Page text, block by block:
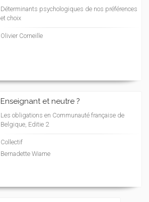
Déterminants psychologiques de nos préférences
et choix
Olivier Corneille
Enseignant et neutre ?
Les obligations en Communauté française de
Belgique, Editie 2
Collectif
Bernadette Wiame